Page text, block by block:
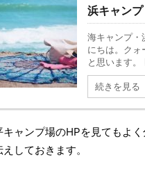
浜キャンプ
海キャンプ・
にちは。ク
と思います
続きを見る
キャンプ場のHPを見てもよ
しておきます。